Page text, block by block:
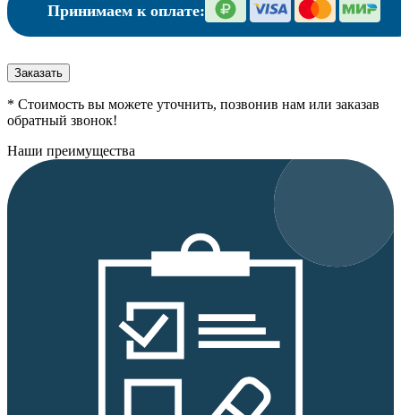
Принимаем к оплате:
Заказать
* Стоимость вы можете уточнить, позвонив нам или заказав
обратный звонок!
Наши преимущества